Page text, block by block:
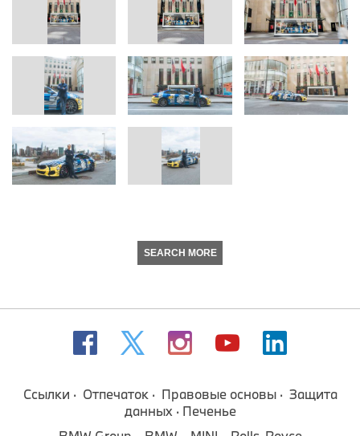
SEARCH MORE
Ссылки Отпечаток Правовые основы
Защита
данных
Печенье